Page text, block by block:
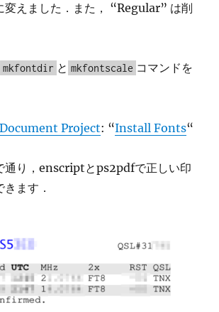
変えました．また， “Regular” は削
mkfontdir と mkfontscale コマンドを
Project: “Install Fonts“
通り，enscriptとps2pdfで正しい印
ます．